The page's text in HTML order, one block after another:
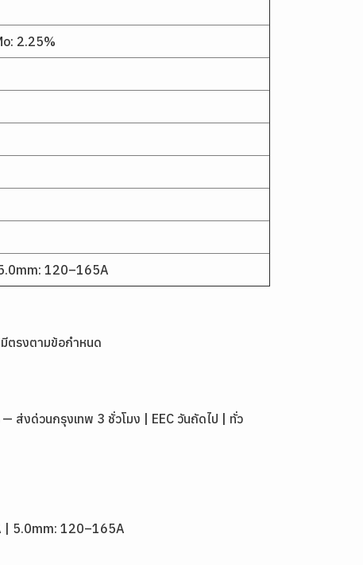
2.25%
120–165A
ตรงตามข้อกำหนด
ส่งด่วนกรุงเทพ 3 ชั่วโมง | EEC วันถัดไป | ทั่ว
| 5.0mm: 120–165A